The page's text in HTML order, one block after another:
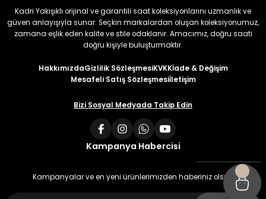
Kadri Yakışıklı orijinal ve garantili saat koleksiyonlarını uzmanlık ve
güven anlayışıyla sunar. Seçkin markalardan oluşan koleksiyonumuz,
zamana eşlik eden kalite ve stile odaklanır. Amacımız, doğru saati
doğru kişiyle buluşturmaktır.
HakkımızdaGizlilik SözleşmesiKVKKİade & Değişim
Mesafeli Satış Sözleşmesiİletişim
Bizi Sosyal Medyada Takip Edin
Kampanya Habercisi
Kampanyalar ve en yeni ürünlerimizden haberiniz olsun